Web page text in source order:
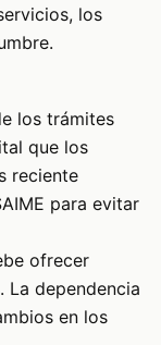
los
los trámites
que los
reciente
para evitar
ofrecer
La dependencia
en los